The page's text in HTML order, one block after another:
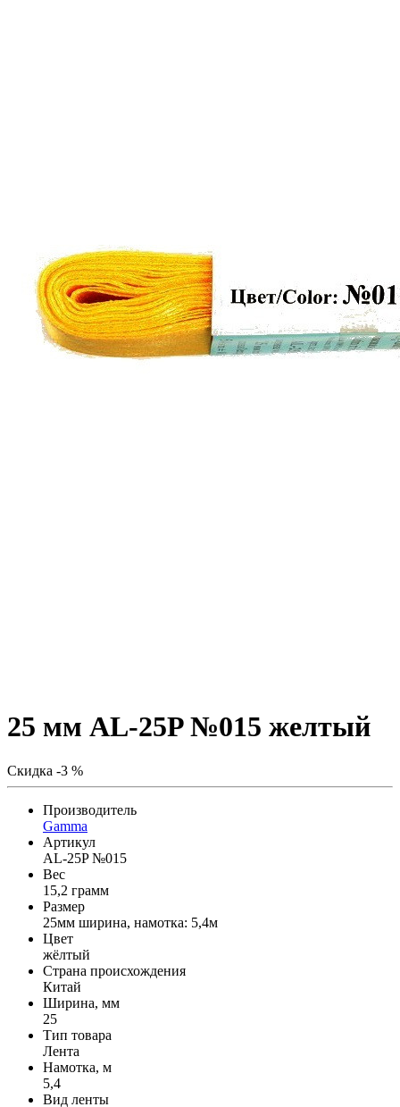
25 мм AL-25P №015 желтый
Скидка -3 %
Производитель
Gamma
Артикул
AL-25P №015
Вес
15,2 грамм
Размер
25мм ширина, намотка: 5,4м
Цвет
жёлтый
Страна происхождения
Китай
Ширина, мм
25
Тип товара
Лента
Намотка, м
5,4
Вид ленты